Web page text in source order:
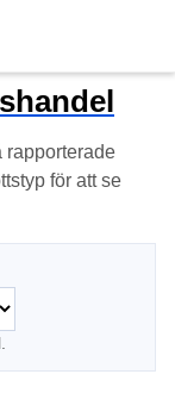
rapporterade
för att se